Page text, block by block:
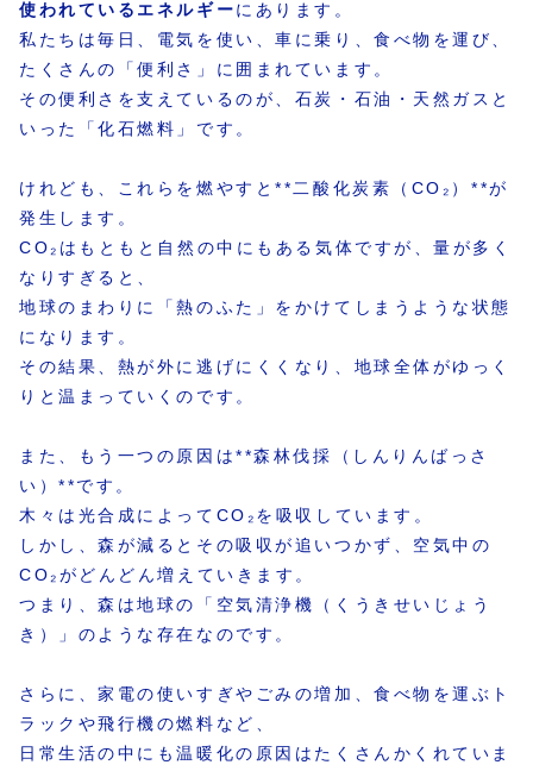
使われているエネルギーにあります。
私たちは毎日、電気を使い、車に乗り、食べ物を運び、
たくさんの「便利さ」に囲まれています。
その便利さを支えているのが、石炭・石油・天然ガスと
いった「化石燃料」です。
けれども、これらを燃やすと**二酸化炭素（CO₂）**が
発生します。
CO₂はもともと自然の中にもある気体ですが、量が多く
なりすぎると、
地球のまわりに「熱のふた」をかけてしまうような状態
になります。
その結果、熱が外に逃げにくくなり、地球全体がゆっく
りと温まっていくのです。
また、もう一つの原因は**森林伐採（しんりんばっさ
い）**です。
木々は光合成によってCO₂を吸収しています。
しかし、森が減るとその吸収が追いつかず、空気中の
CO₂がどんどん増えていきます。
つまり、森は地球の「空気清浄機（くうきせいじょう
き）」のような存在なのです。
さらに、家電の使いすぎやごみの増加、食べ物を運ぶト
ラックや飛行機の燃料など、
日常生活の中にも温暖化の原因はたくさんかくれていま